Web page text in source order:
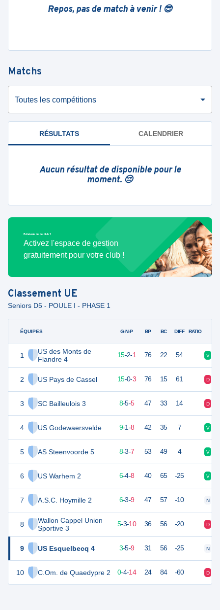
Repos, pas de match à venir ! 😎
Matchs
Toutes les compétitions
RÉSULTATS CALENDRIER
Aucun résultat de disponible pour le
moment. 😔
Bénévole de ce club ?
Activez l'espace de gestion
gratuitement pour votre club !
Classement UE
Seniors D5 - POULE I - PHASE 1
ÉQUIPES
1
US des Monts de
Flandre 4
2 US Pays de Cassel
3 SC Bailleulois 3
4 US Godewaersvelde
5 AS Steenvoorde 5
6 US Warhem 2
7 A.S.C. Hoymille 2
8
Wallon Cappel Union
Sportive 3
9 US Esquelbecq 4
10 C.Om. de Quaedypre 2
G-N-P BP BC DIFF RATIO
47 15-2-1 76 22 54 V
45 15-0-3 76 15 61 D
8-5-5 47 33 14 D
28 9-1-8 42 35 7 V
27 8-3-7 53 49 4 V
6-4-8 40 65 -25 V
21 6-3-9 47 57 -10 N
18 18 5-3-10 36 56 -20 D
13 3-5-9 31 56 -25 N
4 18 0-4-14 24 84 -60 D